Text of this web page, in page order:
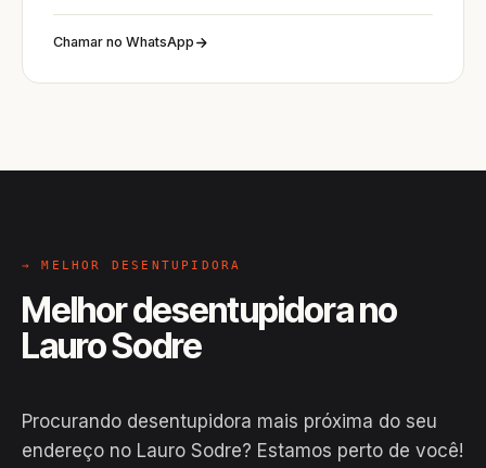
Chamar no WhatsApp
→ MELHOR DESENTUPIDORA
Melhor desentupidora no
Lauro Sodre
Procurando desentupidora mais próxima do seu
endereço no Lauro Sodre? Estamos perto de você!